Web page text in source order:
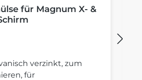
für Magnum X- &
verzinkt, zum
für